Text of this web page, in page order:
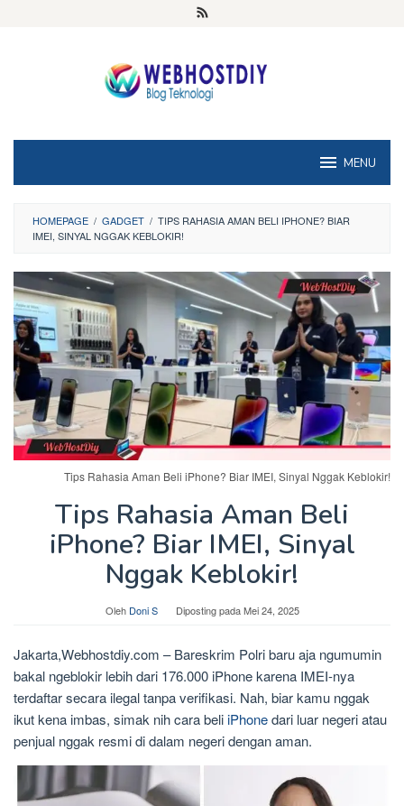
MENU
HOMEPAGE / GADGET / TIPS RAHASIA AMAN BELI IPHONE? BIAR
IMEI, SINYAL NGGAK KEBLOKIR!
Tips Rahasia Aman Beli iPhone? Biar IMEI, Sinyal Nggak Keblokir!
Tips Rahasia Aman Beli
iPhone? Biar IMEI, Sinyal
Nggak Keblokir!
Oleh Doni S Diposting padaMei 24, 2025
Jakarta,Webhostdiy.com – Bareskrim Polri baru aja ngumumin
bakal ngeblokir lebih dari 176.000 iPhone karena IMEI-nya
terdaftar secara ilegal tanpa verifikasi. Nah, biar kamu nggak
ikut kena imbas, simak nih cara beliiPhonedari luar negeri atau
penjual nggak resmi di dalam negeri dengan aman.